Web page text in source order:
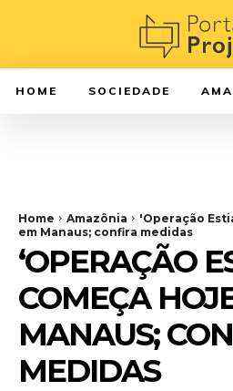
HOME SOCIEDADE
Home Amazônia
'Operação
em Manaus; confira medidas
‘OPERAÇÃO
COMEÇA
MANAUS;
MEDIDAS